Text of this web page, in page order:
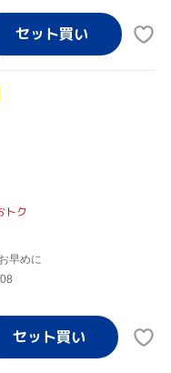
トク
早めに